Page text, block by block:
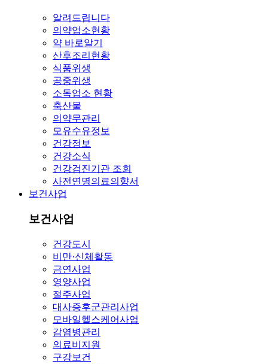
알려드립니다
의약업소현황
약 바로알기
산후조리현황
식품위생
공중위생
소독업소 현황
축산물
의약무관리
모유수유정보
건강정보
건강소식
건강검진기관 조회
사전연명의료의향서
보건사업
보건사업
건강도시
비만·신체활동
금연사업
영양사업
절주사업
대사증후군관리사업
모바일헬스케어사업
감염병관리
의료비지원
구강보건